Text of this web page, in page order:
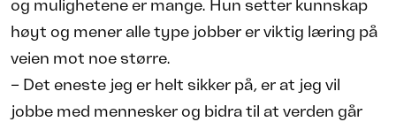
og mulighetene er mange. Hun setter kunnskap
høyt og mener alle type jobber er viktig læring på
veien mot noe større.
– Det eneste jeg er helt sikker på, er at jeg vil
jobbe med mennesker og bidra til at verden går